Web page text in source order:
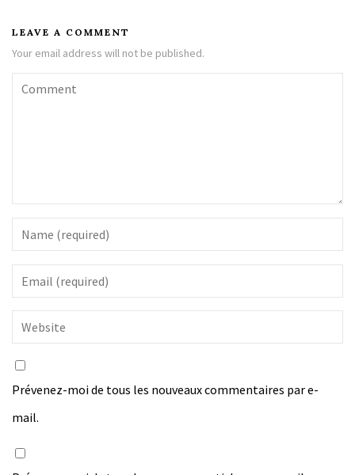
LEAVE A COMMENT
Your email address will not be published.
Prévenez-moi de tous les nouveaux commentaires par e-
mail.